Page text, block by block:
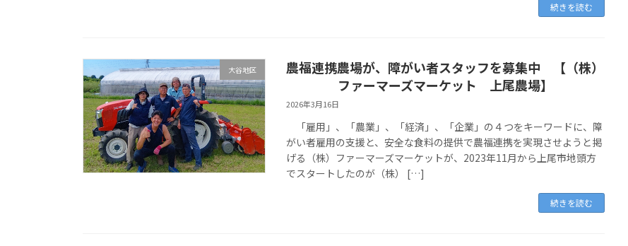
続きを読む
大谷地区
農福連携農場が、障がい者スタッフを募集中 【（株）
ファーマーズマーケット 上尾農場】
2026年3月16日
「雇用」、「農業」、「経済」、「企業」の４つをキーワードに、障
がい者雇用の支援と、安全な食料の提供で農福連携を実現させようと掲
げる（株）ファーマーズマーケットが、2023年11月から上尾市地頭方
でスタートしたのが（株） […]
続きを読む